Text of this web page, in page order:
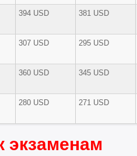
394 USD 381 USD
307 USD 295 USD
360 USD 345 USD
280 USD 271 USD
экзаменам